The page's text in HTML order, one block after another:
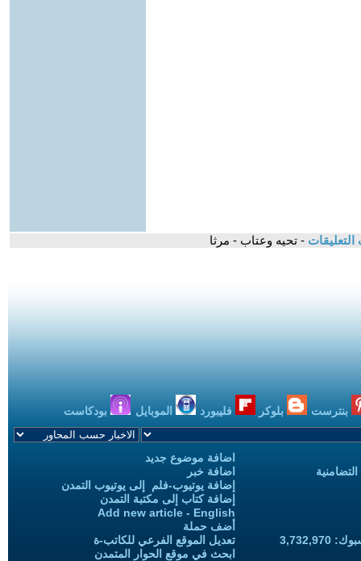
- تحيه وعتاب - مرثا
بنترست بلوكر فليبورد الموبايل بودكاست
اضافة موضوع جديد
اضافة خبر
إضافة يوتيوب-فلم إلى يوتيوب التمدن
إضافة كتاب إلى مكتبة التمدن
Add new article - English
أضف حملة
تعديل الموقع الفرعي للكاتب-ة
ابحث في موقع الحوار المتمدن